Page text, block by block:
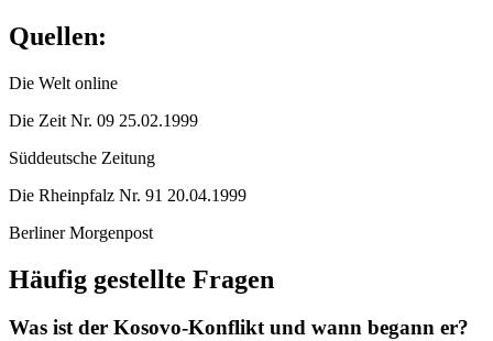
Quellen:
Die Welt online
Die Zeit Nr. 09 25.02.1999
Süddeutsche Zeitung
Die Rheinpfalz Nr. 91 20.04.1999
Berliner Morgenpost
Häufig gestellte Fragen
Was ist der Kosovo-Konflikt und wann begann er?